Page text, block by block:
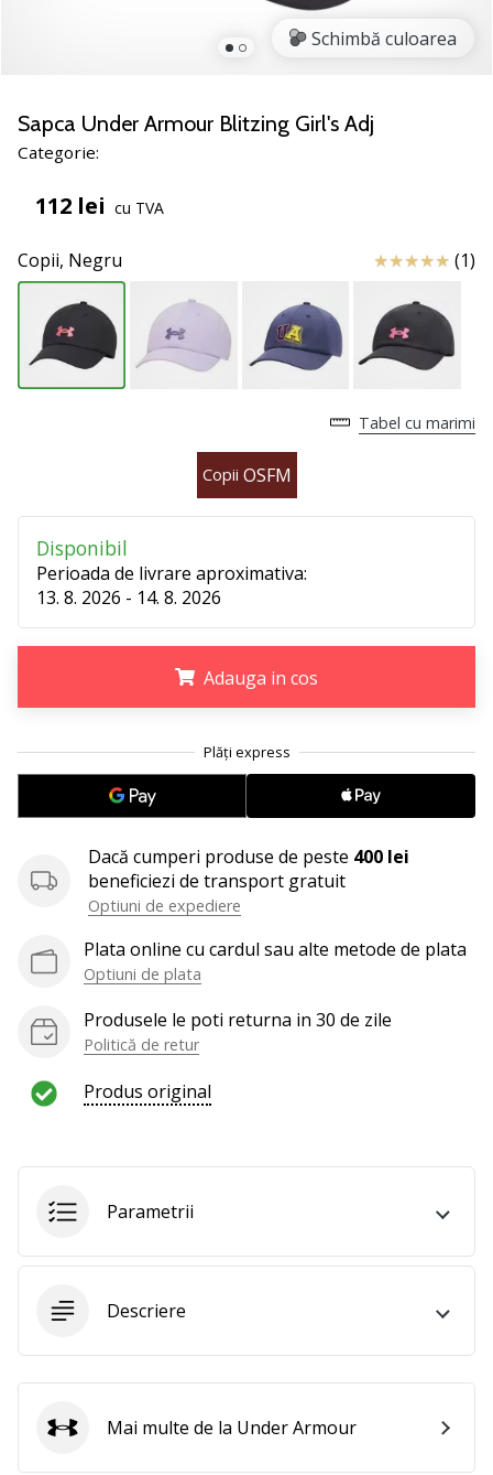
un
fan
al
ca
noi?
Alătură-
nouă
ca
Ambasador
Afiseaza
toate
articolele
Schimbă culoarea
Sapca Under Armour Blitzing Girl's Adj
Categorie:
112 lei cu TVA
Copii, Negru Review (1)
Tabel cu marimi
Copii OSFM
Disponibil
Perioada de livrare aproximativa:
13. 8. 2026 - 14. 8. 2026
Adauga in cos
Dacă cumperi produse de peste 400 lei
beneficiezi de transport gratuit
Optiuni de expediere
Plata online cu cardul sau alte metode de plata
Optiuni de plata
Produsele le poti returna in 30 de zile
Politică de retur
Produs original
Parametrii
Descriere
Under Armour
Mai multe de la Under Armour